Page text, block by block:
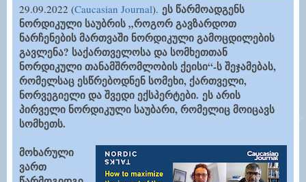
29.09.2022 (Caucasian Journal). ეს წარმოადგენს
ნორდიკული საუბრის „როგორ გავზარდოთ
ნარჩენების მართვაში ნორდიკული გამოცდილების
გავლენა? საქართველოსა და სომხეთთან
ნორდიკული თანამშრომლობის ქეისი“-ს შეჯამებას,
რომელსაც ესწრებოდნენ სომეხი, ქართველი,
ნორვეგიელი და შვედი ექსპერტები. ეს არის
პირველი ნორდიკული საუბარი, რომელიც მოიცავს
სომხეთს.
მოხარული
ვართ